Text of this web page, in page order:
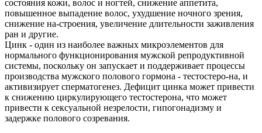
состояния кожи, волос и ногтей, снижение аппетита,
повышенное выпадение волос, ухудшение ночного зрения,
снижение на-строения, увеличение длительности заживления
ран и другие.
Цинк - один из наиболее важных микроэлементов для
нормального функционирования мужской репродуктивной
системы, поскольку он запускает и поддерживает процессы
производства мужского полового гормона - тестостеро-на, и
активизирует сперматогенез. Дефицит цинка может привести
к снижению циркулирующего тестостерона, что может
привести к сексуальной незрелости, гипогонадизму и
задержке полового созревания.